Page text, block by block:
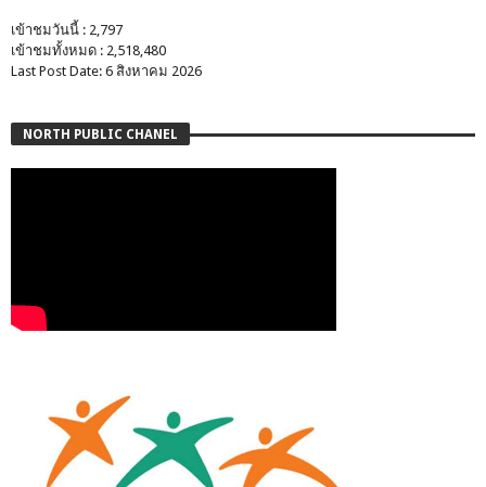
เข้าชมวันนี้ : 2,797
เข้าชมทั้งหมด : 2,518,480
Last Post Date: 6 สิงหาคม 2026
NORTH PUBLIC CHANEL